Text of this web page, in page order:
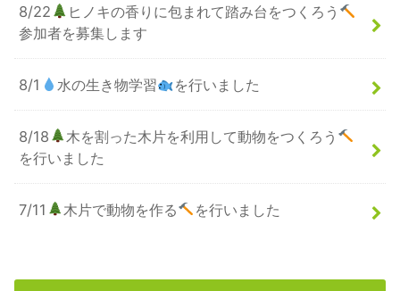
8/22
ヒノキの香りに包まれて踏み台をつくろう
参加者を募集します
8/1 水の生き物学習 を行いました
8/18
木を割った木片を利用して動物をつくろう
を行いました
7/11 木片で動物を作る を行いました